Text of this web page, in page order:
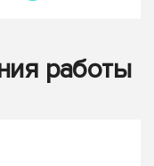
работы